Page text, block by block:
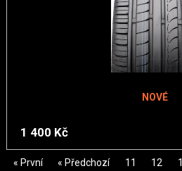
NOVÉ
1 400 Kč
« První « Předchozí 11 12